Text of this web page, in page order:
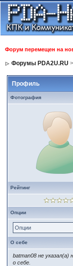
Форум перемещен на
Форумы PDA2U.RU
Профиль
Фотография
Рейтинг
Опции
Опции
О себе
batman08 не указал(а)
о себе.